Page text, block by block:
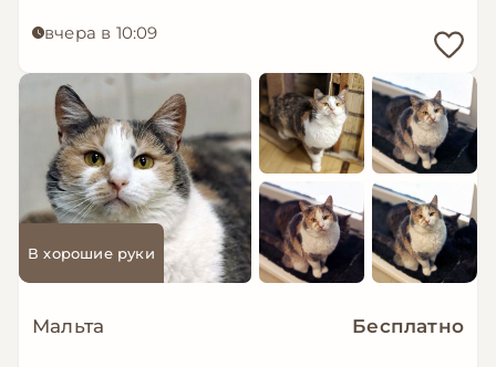
вчера в 10:09
В хорошие руки
Мальта Бесплатно